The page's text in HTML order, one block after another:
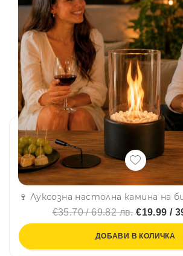
€35.70 / 69.82 лв.€19.99 /
ДОБАВИ В КОЛИЧКА